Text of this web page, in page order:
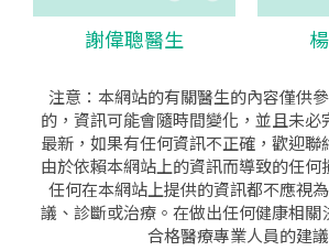
謝偉聰醫生
注意：本網站的有關醫生的內容僅供
的，資訊可能會隨時間變化，並且未必
最新，如果有任何資訊不正確，歡迎聯
由於依賴本網站上的資訊而導致的任何
任何在本網站上提供的資訊都不應視
議、診斷或治療。在做出任何健康相關
合格醫療專業人員的建議